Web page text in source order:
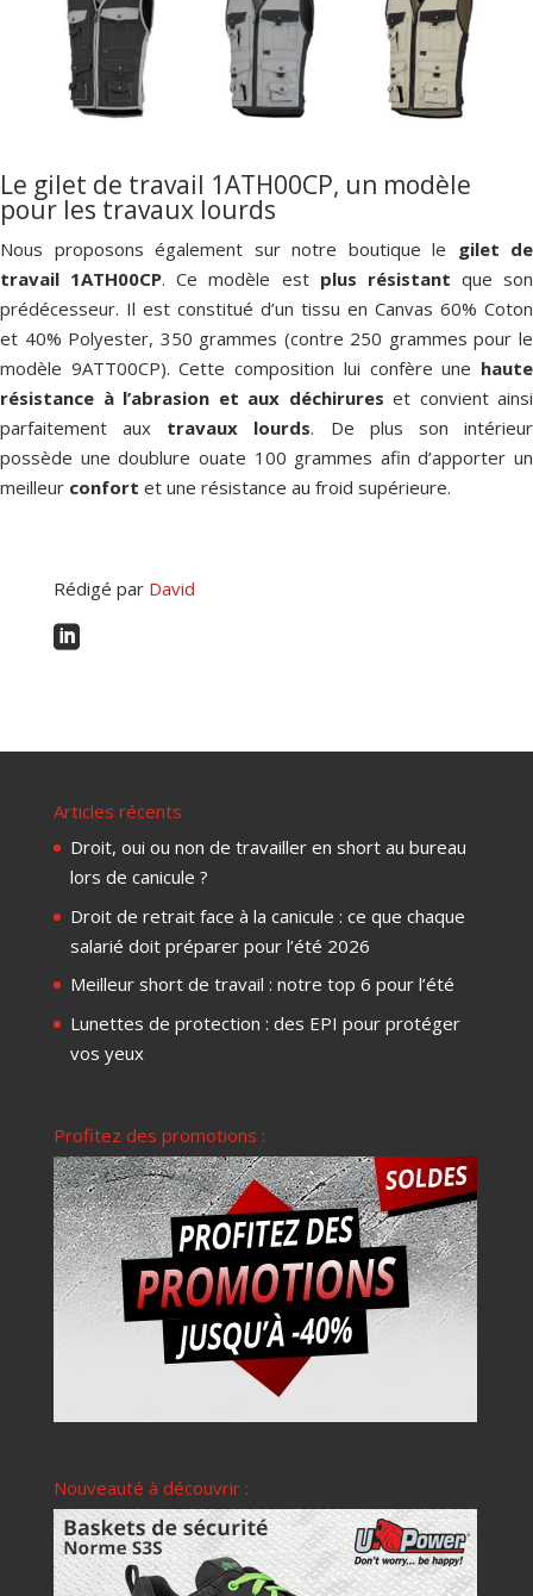
Le gilet de travail 1ATH00CP, un modèle
pour les travaux lourds
Nous proposons également sur notre boutique le gilet de
travail 1ATH00CP. Ce modèle est plus résistant que son
prédécesseur. Il est constitué d’un tissu en Canvas 60% Coton
et 40% Polyester, 350 grammes (contre 250 grammes pour le
modèle 9ATT00CP). Cette composition lui confère une haute
résistance à l’abrasion et aux déchirures et convient ainsi
parfaitement aux travaux lourds. De plus son intérieur
possède une doublure ouate 100 grammes afin d’apporter un
meilleur confort et une résistance au froid supérieure.
Rédigé par David

Articles récents
Droit, oui ou non de travailler en short au bureau
lors de canicule ?
Droit de retrait face à la canicule : ce que chaque
salarié doit préparer pour l’été 2026
Meilleur short de travail : notre top 6 pour l’été
Lunettes de protection : des EPI pour protéger
vos yeux
Profitez des promotions :
Nouveauté à découvrir :